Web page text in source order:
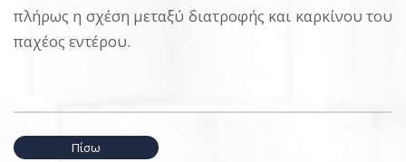
πλήρως η σχέση μεταξύ διατροφής και καρκίνου του
παχέος εντέρου.
Πίσω